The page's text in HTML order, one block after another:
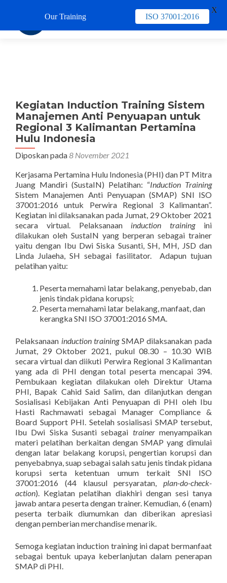
Kegiatan Induction Training Sistem
Manajemen Anti Penyuapan untuk
Regional 3 Kalimantan Pertamina
Hulu Indonesia
Diposkan pada8 November 2021
Kerjasama Pertamina Hulu Indonesia (PHI) dan PT Mitra
Juang Mandiri (SustaIN) Pelatihan: “Induction Training
Sistem Manajemen Anti Penyuapan (SMAP) SNI ISO
37001:2016 untuk Perwira Regional 3 Kalimantan”.
Kegiatan ini dilaksanakan pada Jumat, 29 Oktober 2021
secara virtual. Pelaksanaan induction trainingini
dilakukan oleh SustaIN yang berperan sebagai trainer
yaitu dengan Ibu Dwi Siska Susanti, SH, MH, JSD dan
Linda Julaeha, SH sebagai fasilitator. Adapun tujuan
pelatihan yaitu:
Peserta memahami latar belakang, penyebab, dan
jenis tindak pidana korupsi;
Peserta memahami latar belakang, manfaat, dan
kerangka SNI ISO 37001:2016 SMA.
Pelaksanaan induction trainingSMAP dilaksanakan pada
Jumat, 29 Oktober 2021, pukul 08.30 – 10.30 WIB
secara virtual dan diikuti Perwira Regional 3 Kalimantan
yang ada di PHI dengan total peserta mencapai 394.
Pembukaan kegiatan dilakukan oleh Direktur Utama
PHI, Bapak Cahid Said Salim, dan dilanjutkan dengan
Sosialisasi Kebijakan Anti Penyuapan di PHI oleh Ibu
Hasti Rachmawati sebagai Manager Compliance &
Board Support PHI. Setelah sosialisasi SMAP tersebut,
Ibu Dwi Siska Susanti sebagai trainermenyampaikan
materi pelatihan berkaitan dengan SMAP yang dimulai
dengan latar belakang korupsi, pengertian korupsi dan
penyebabnya, suap sebagai salah satu jenis tindak pidana
korupsi serta ketentuan umum terkait SNI ISO
37001:2016 (44 klausul persyaratan, plan-do-check-
action). Kegiatan pelatihan diakhiri dengan sesi tanya
jawab antara peserta dengan trainer. Kemudian, 6 (enam)
peserta terbaik diumumkan dan diberikan apresiasi
dengan pemberian merchandise menarik.
Semoga kegiatan induction training ini dapat bermanfaat
sebagai bentuk upaya keberlanjutan dalam penerapan
SMAP di PHI.
Our Training ISO 37001:2016
X